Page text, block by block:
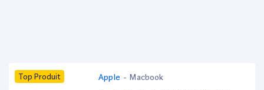
Top Produit Apple - Macbook